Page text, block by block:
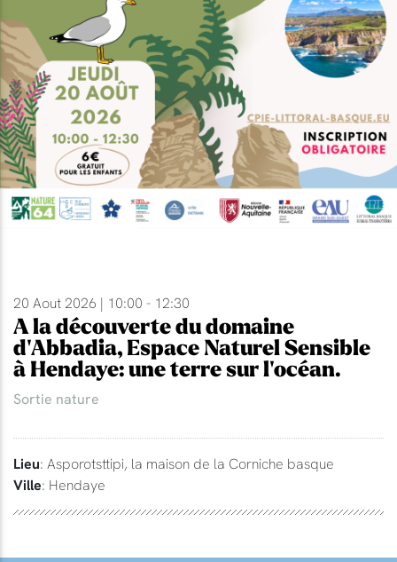
20 Aout 2026 | 10:00 - 12:30
A la découverte du domaine
d'Abbadia, Espace Naturel Sensible
à Hendaye: une terre sur l'océan.
Sortie nature
Lieu: Asporotsttipi, la maison de la Corniche basque
Ville: Hendaye